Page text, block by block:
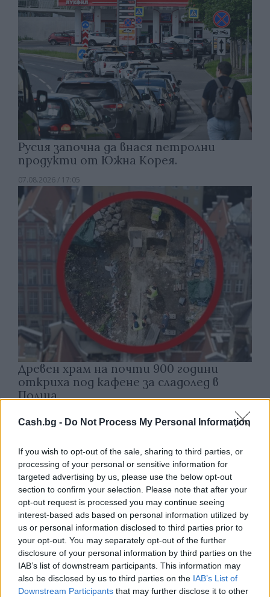
Cash.bg - Do Not Process My Personal Information
If you wish to opt-out of the sale, sharing to third parties, or
processing of your personal or sensitive information for
targeted advertising by us, please use the below opt-out
section to confirm your selection. Please note that after your
opt-out request is processed you may continue seeing
interest-based ads based on personal information utilized by
us or personal information disclosed to third parties prior to
your opt-out. You may separately opt-out of the further
disclosure of your personal information by third parties on the
IAB’s list of downstream participants. This information may
also be disclosed by us to third parties on the IAB’s List of
Downstream Participants that may further disclose it to other
Русия започна да внася петролни
продукти от Южна Корея.
07.08.2026 / 17:05
Древен храм на почти 900 години
откриха под кафене за сладолед в
Полша